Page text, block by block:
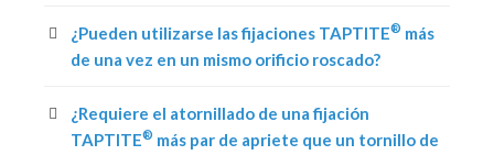
¿Pueden utilizarse las fijaciones TAPTITE® más
de una vez en un mismo orificio roscado?
¿Requiere el atornillado de una fijación
TAPTITE® más par de apriete que un tornillo de